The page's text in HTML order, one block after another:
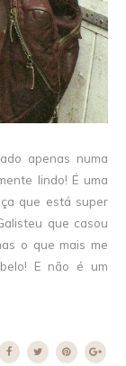
apenas numa
lindo! É uma
que está super
que casou
o que mais me
E não é um